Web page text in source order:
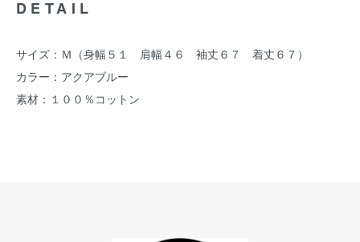
DETAIL
サイズ：Ｍ（身幅５１ 肩幅４６ 袖丈６７ 着丈６７）
カラー：アクアブルー
素材：１００％コットン